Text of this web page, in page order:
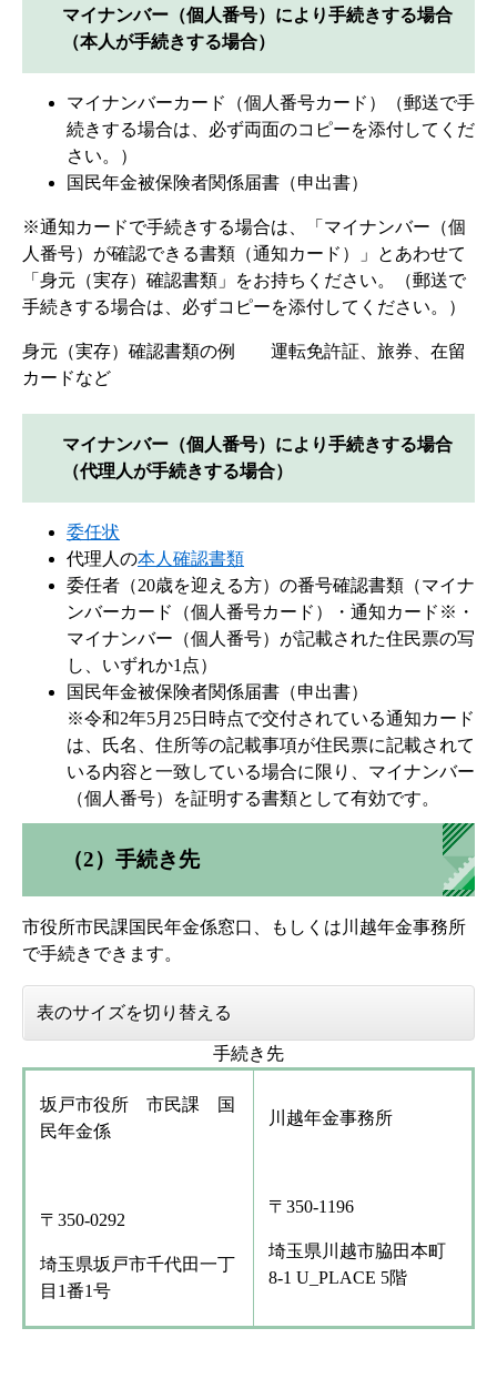
マイナンバー（個人番号）により手続きする場合
（本人が手続きする場合）
マイナンバーカード（個人番号カード）（郵送で手
続きする場合は、必ず両面のコピーを添付してくだ
さい。）
国民年金被保険者関係届書（申出書）
※通知カードで手続きする場合は、「マイナンバー（個
人番号）が確認できる書類（通知カード）」とあわせて
「身元（実存）確認書類」をお持ちください。（郵送で
手続きする場合は、必ずコピーを添付してください。）
身元（実存）確認書類の例 運転免許証、旅券、在留
カードなど
マイナンバー（個人番号）により手続きする場合
（代理人が手続きする場合）
委任状
代理人の本人確認書類
委任者（20歳を迎える方）の番号確認書類（マイナ
ンバーカード（個人番号カード）・通知カード※・
マイナンバー（個人番号）が記載された住民票の写
し、いずれか1点）
国民年金被保険者関係届書（申出書）
※令和2年5月25日時点で交付されている通知カード
は、氏名、住所等の記載事項が住民票に記載されて
いる内容と一致している場合に限り、マイナンバー
（個人番号）を証明する書類として有効です。
（2）手続き先
市役所市民課国民年金係窓口、もしくは川越年金事務所
で手続きできます。
表のサイズを切り替える
手続き先
坂戸市役所 市民課 国
民年金係
〒350-0292
埼玉県坂戸市千代田一丁
目1番1号
川越年金事務所
〒350-1196
埼玉県川越市脇田本町
8-1 U_PLACE 5階